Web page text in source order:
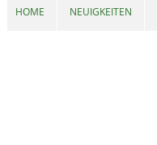
HOME NEUIGKEITEN